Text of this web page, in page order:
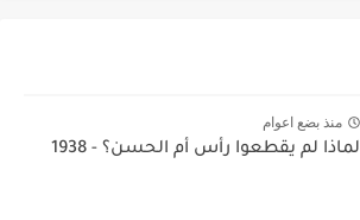
منذ بضع اعوام
لماذا لم يقطعوا رأس أم الحسن؟ - 1938